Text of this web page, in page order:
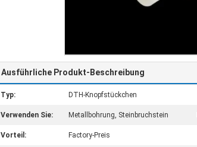
Ausführliche Produkt-Beschreibung
Typ: DTH-Knopfstückchen
Verwenden Sie: Metallbohrung, Steinbruchstein
Vorteil: Factory-Preis